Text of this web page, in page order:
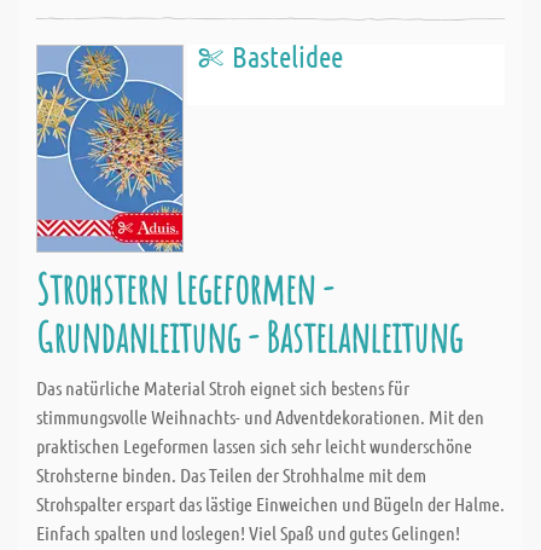
Bastelidee
Strohstern Legeformen -
Grundanleitung - Bastelanleitung
Das natürliche Material Stroh eignet sich bestens für
stimmungsvolle Weihnachts- und Adventdekorationen. Mit den
praktischen Legeformen lassen sich sehr leicht wunderschöne
Strohsterne binden. Das Teilen der Strohhalme mit dem
Strohspalter erspart das lästige Einweichen und Bügeln der Halme.
Einfach spalten und loslegen! Viel Spaß und gutes Gelingen!